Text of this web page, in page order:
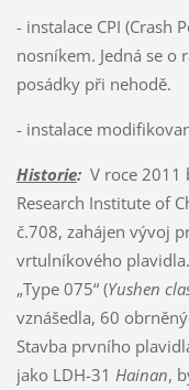
- instalace CPI (Crash
nosníkem. Jedná se
posádky při nehodě.
- instalace
Historie:V roce 2011
Research Institute of
č.708, zahájen vývoj
vrtulníkového
„Type 075“ (Yushen
vznášedla, 60
Stavba prvního
jako LDH-31 Hainan,